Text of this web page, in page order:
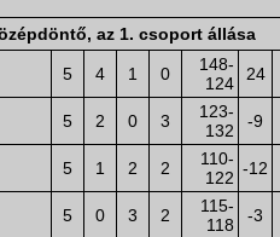
az 1. csoport állása
5 4 1 0
148-
124
24
5 2 0 3
123-
132
-9
5 1 2 2
110-
122 -12
5 0 3 2
115-
118
-3